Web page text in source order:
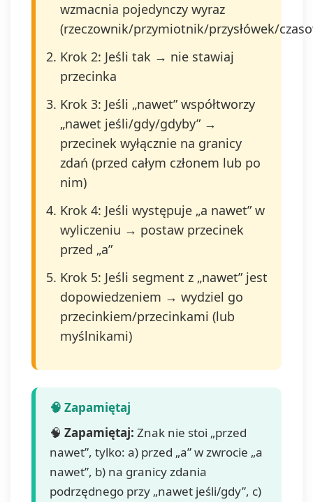
wzmacnia pojedynczy wyraz
(rzeczownik/przymiotnik/przysłówek/
Krok 2: Jeśli tak → nie stawiaj
przecinka
Krok 3: Jeśli „nawet” współtworzy
„nawet jeśli/gdy/gdyby” →
przecinek wyłącznie na granicy
zdań (przed całym członem lub po
nim)
Krok 4: Jeśli występuje „a nawet” w
wyliczeniu → postaw przecinek
przed „a”
Krok 5: Jeśli segment z „nawet” jest
dopowiedzeniem → wydziel go
przecinkiem/przecinkami (lub
myślnikami)
🧠 Zapamiętaj: Znak nie stoi „przed
nawet”, tylko: a) przed „a” w zwrocie „a
nawet”, b) na granicy zdania
podrzędnego przy „nawet jeśli/gdy”, c)